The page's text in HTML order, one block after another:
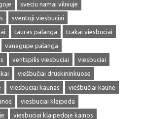
sveciu namai vilniuje
sventoji viesbuciai
tauras palanga
trakai viesbuciai
vanagupe palanga
ventspilis viesbuciai
viesbuciai
viešbučiai druskininkuose
viesbuciai kaunas
viešbučiai kaune
viesbuciai klaipeda
viesbuciai klaipedoje kainos